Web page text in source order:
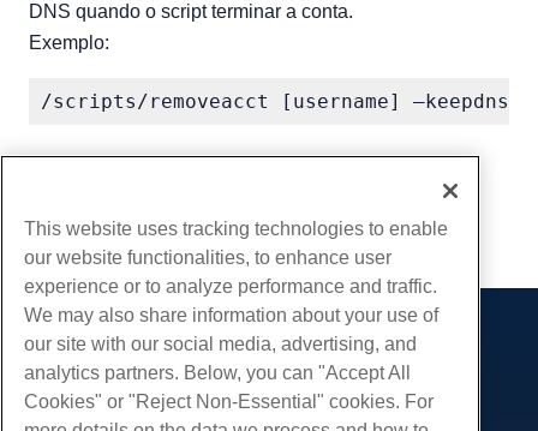
DNS quando o script terminar a conta.
Exemplo:
cópia de URL
Produtos
Hospedagem na web
Hospedagem Empresarial
Serviços
This website uses tracking technologies to enable
our website functionalities, to enhance user
experience or to analyze performance and traffic.
We may also share information about your use of
our site with our social media, advertising, and
analytics partners. Below, you can "Accept All
Cookies" or "Reject Non-Essential" cookies. For